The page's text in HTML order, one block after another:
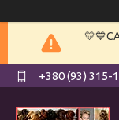
+380 (93) 315-